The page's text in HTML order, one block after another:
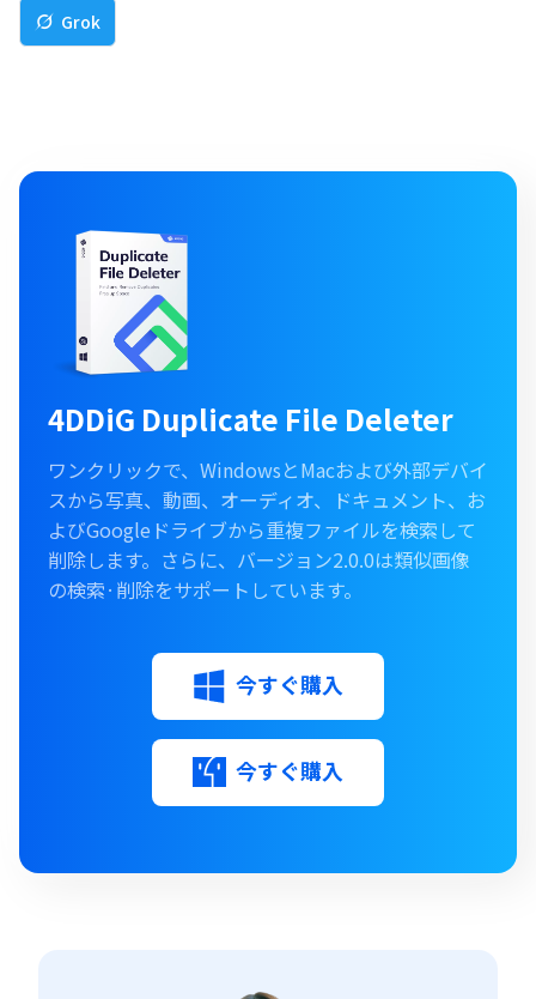
Grok
4DDiG Duplicate File Deleter
ワンクリックで、WindowsとMacおよび外部デバイ
スから写真、動画、オーディオ、ドキュメント、お
よびGoogleドライブから重複ファイルを検索して
削除します。さらに、バージョン2.0.0は類似画像
の検索·削除をサポートしています。
今すぐ購入
今すぐ購入